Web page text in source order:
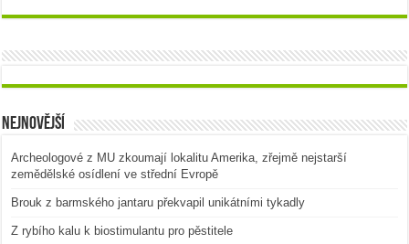
Nejnovější
Archeologové z MU zkoumají lokalitu Amerika, zřejmě nejstarší
zemědělské osídlení ve střední Evropě
Brouk z barmského jantaru překvapil unikátními tykadly
Z rybího kalu k biostimulantu pro pěstitele